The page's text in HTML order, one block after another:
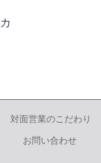
対面営業のこだわり
お問い合わせ